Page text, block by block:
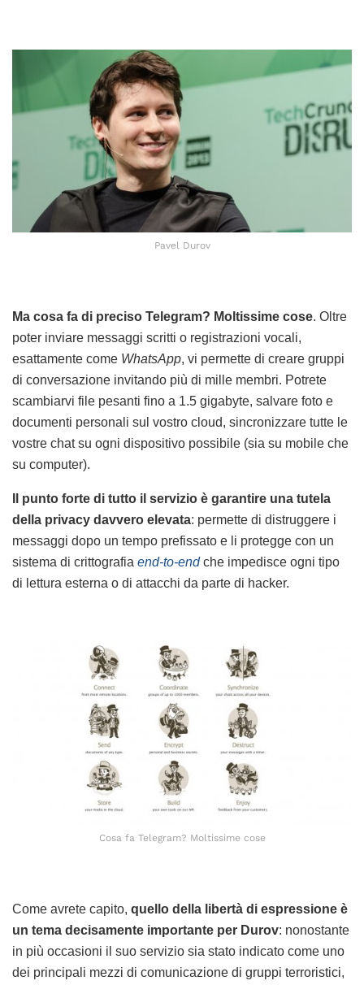
Pavel Durov
Ma cosa fa di preciso Telegram? Moltissime cose. Oltre
poter inviare messaggi scritti o registrazioni vocali,
esattamente come WhatsApp, vi permette di creare gruppi
di conversazione invitando più di mille membri. Potrete
scambiarvi file pesanti fino a 1.5 gigabyte, salvare foto e
documenti personali sul vostro cloud, sincronizzare tutte le
vostre chat su ogni dispositivo possibile (sia su mobile che
su computer).
Il punto forte di tutto il servizio è garantire una tutela
della privacy davvero elevata: permette di distruggere i
messaggi dopo un tempo prefissato e li protegge con un
sistema di crittografia end-to-endche impedisce ogni tipo
di lettura esterna o di attacchi da parte di hacker.
Cosa fa Telegram? Moltissime cose
Come avrete capito, quello della libertà di espressione è
un tema decisamente importante per Durov: nonostante
in più occasioni il suo servizio sia stato indicato come uno
dei principali mezzi di comunicazione di gruppi terroristici,